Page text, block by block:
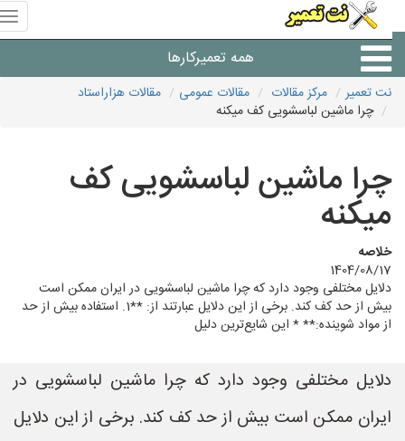
همه تعمیرکارها
شرکت های تعمیرات لوازم
نت تعمیر مرکز مقالات مقالات عمومی
مقالات هزاراستاد
چرا ماشین لباسشویی کف میکنه
چرا ماشین لباسشویی کف
میکنه
خلاصه
1404/08/17
دلایل مختلفی وجود دارد که چرا ماشین لباسشویی در ایران ممکن است
بیش از حد کف کند. برخی از این دلایل عبارتند از: **1. استفاده بیش از حد
از مواد شوینده:** * این شایع‌ترین دلیل
دلایل مختلفی وجود دارد که چرا ماشین لباسشویی در
ایران ممکن است بیش از حد کف کند. برخی از این دلایل